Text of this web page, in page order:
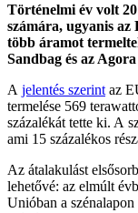
Történelmi év volt
számára, ugyanis
több áramot
Sandbag és az
A jelentés szerint az
termelése 569
százalékát tette ki. A
ami 15 százalékos
Az átalakulást
lehetővé: az elmúlt
Unióban a